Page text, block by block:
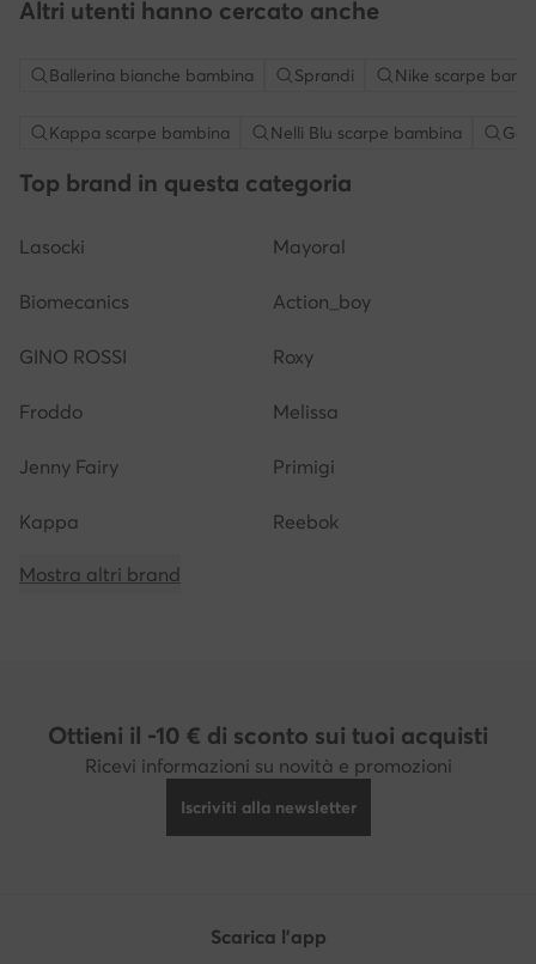
Altri utenti hanno cercato anche
Ballerina bianche bambina Sprandi Nike scarpe
Kappa scarpe bambina Nelli Blu scarpe bambina
Top brand in questa categoria
Lasocki Mayoral
Biomecanics Action_boy
GINO ROSSI Roxy
Froddo Melissa
Jenny Fairy Primigi
Kappa Reebok
Mostra altri brand
Ottieni il -10 € di sconto sui tuoi acquisti
Ricevi informazioni su novità e promozioni
Iscriviti alla newsletter
Scarica l'app